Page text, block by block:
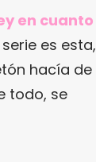
en cuanto
es esta,
hacía de
todo, se